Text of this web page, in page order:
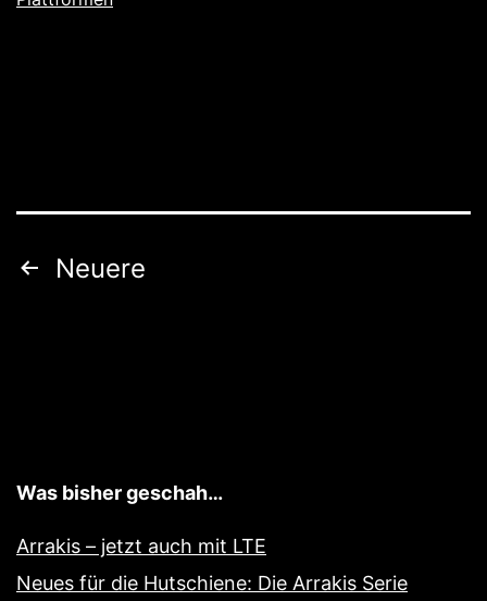
Seitennummerierung
Neuere
Was bisher geschah…
Arrakis – jetzt auch mit LTE
Neues für die Hutschiene: Die Arrakis Serie